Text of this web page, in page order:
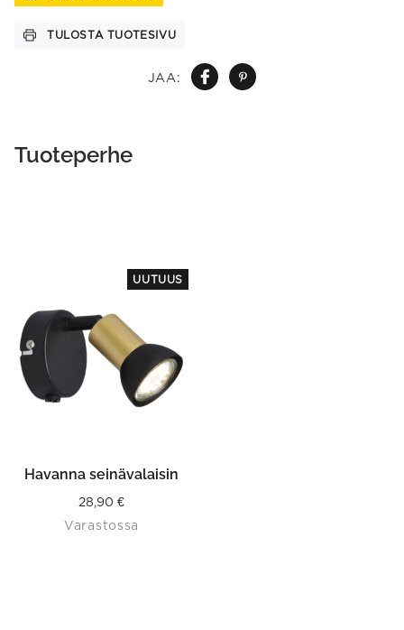
JAA:
TULOSTA TUOTESIVU
Tuoteperhe
UUTUUS
Havanna seinävalaisin
28,90 €
Varastossa